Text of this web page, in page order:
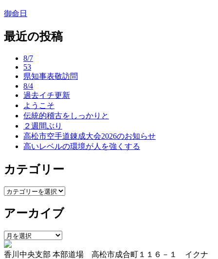
投
稿
御命日
最近の投稿
8/7
53
県知事表敬訪問
8/4
過去イチ更新
ようこそ
伝統的稽古をしっかりと
２週間ぶり
高松市空手道錬成大会2026のお知らせ
高いレベルの環境が人を強くする
カテゴリー
カ
ゴ
ー
アーカイブ
ア
ー
カ
香川中央支部 本部道場 高松市成合町１１６－１ イクナ